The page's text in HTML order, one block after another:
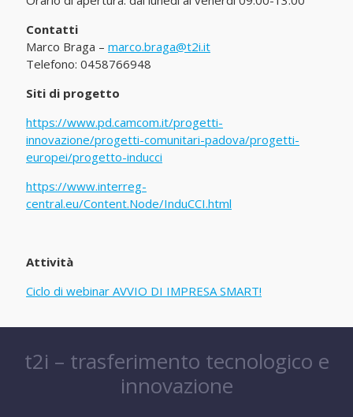
Contatti
Marco Braga – marco.braga@t2i.it
Telefono: 0458766948
Siti di progetto
https://www.pd.camcom.it/progetti-
innovazione/progetti-comunitari-padova/progetti-
europei/progetto-inducci
https://www.interreg-
central.eu/Content.Node/InduCCI.html
Attività
Ciclo di webinar AVVIO DI IMPRESA SMART!
t2i – trasferimento tecnologico e
innovazione